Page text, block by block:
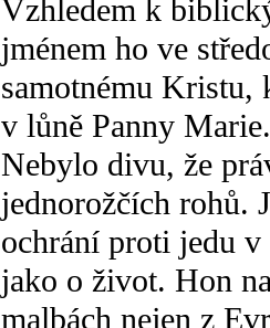
Vzhledem k
jménem ho ve
samotnému Kristu,
v lůně Panny Marie.
Nebylo divu, že
jednorožčích rohů.
ochrání proti jedu
jako o život. Hon
malbách nejen z